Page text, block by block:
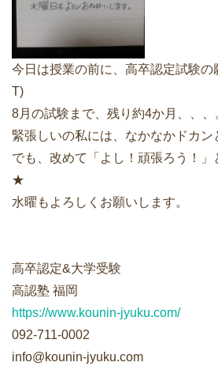
合格後の進路
よくあるご質問
オンライン個別指導
アクセス情報
プライバシーポリシー
進学実績
生徒さんの声
今日は授業の前に、高卒認定試験
T)
8月の試験まで、残り約4か月、、、
緊張しいの私には、なかなかドカン
でも、改めて「よし！頑張ろう！
★
水曜もよろしくお願いします。
高卒認定&大学受験
高認塾 福岡
https://www.kounin-jyuku.com/
092-711-0002
info@kounin-jyuku.com